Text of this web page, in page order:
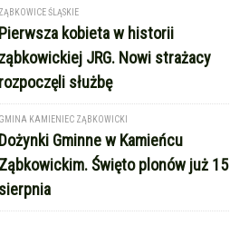
ZĄBKOWICE ŚLĄSKIE
Pierwsza kobieta w historii
ząbkowickiej JRG. Nowi strażacy
rozpoczęli służbę
GMINA KAMIENIEC ZĄBKOWICKI
Dożynki Gminne w Kamieńcu
Ząbkowickim. Święto plonów już 15
sierpnia